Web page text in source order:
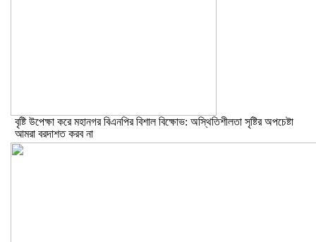
বৃষ্টি উপেক্ষা করে মহানগর বিএনপির বিশাল বিক্ষোভ: অস্থিতিশীলতা সৃষ্টির অপচেষ্টা
আমরা বরদাশত করব না